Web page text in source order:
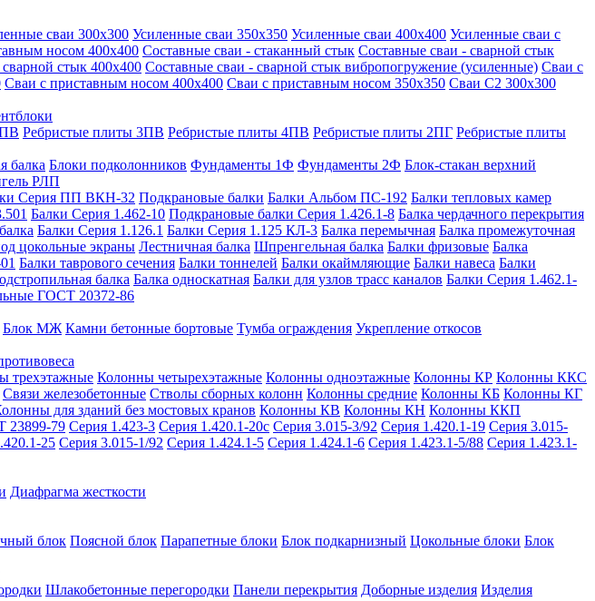
сваи 300х300 Усиленные сваи 350х350 Усиленные сваи 400х400 Усиленные сваи с
носом 400х400 Составные сваи - стаканный стык Составные сваи - сварной стык
стык 400х400 Составные сваи - сварной стык вибропогружение (усиленные) Сваи с
Сваи с приставным носом 400х400 Сваи с приставным носом 350х350 Сваи С2 300х300
Ребристые плиты 3ПВ Ребристые плиты 4ПВ Ребристые плиты 2ПГ Ребристые плиты
балка Блоки подколонников Фундаменты 1Ф Фундаменты 2Ф Блок-стакан верхний
РЛП
Серия ПП ВКН-32 Подкрановые балки Балки Альбом ПС-192 Балки тепловых камер
Балки Серия 1.462-10 Подкрановые балки Серия 1.426.1-8 Балка чердачного перекрытия
Балки Серия 1.126.1 Балки Серия 1.125 КЛ-3 Балка перемычная Балка промежуточная
цокольные экраны Лестничная балка Шпренгельная балка Балки фризовые Балка
Балки таврового сечения Балки тоннелей Балки окаймляющие Балки навеса Балки
балка Балка односкатная Балки для узлов трасс каналов Балки Серия 1.462.1-
ГОСТ 20372-86
Блок МЖ Камни бетонные бортовые Тумба ограждения Укрепление откосов
трехэтажные Колонны четырехэтажные Колонны одноэтажные Колонны КР Колонны ККС
Связи железобетонные Стволы сборных колонн Колонны средние Колонны КБ Колонны КГ
для зданий без мостовых кранов Колонны КВ Колонны КН Колонны ККП
23899-79 Серия 1.423-3 Серия 1.420.1-20с Серия 3.015-3/92 Серия 1.420.1-19 Серия 3.015-
25 Серия 3.015-1/92 Серия 1.424.1-5 Серия 1.424.1-6 Серия 1.423.1-5/88 Серия 1.423.1-
Диафрагма жесткости
блок Поясной блок Парапетные блоки Блок подкарнизный Цокольные блоки Блок
Шлакобетонные перегородки Панели перекрытия Доборные изделия Изделия